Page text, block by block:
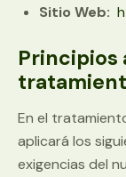
Sitio Web:
Principios
En el
aplicará los
exigencias del